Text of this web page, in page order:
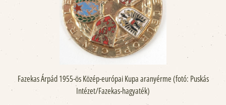
Fazekas Árpád 1955-ös Közép-európai Kupa aranyérme (fotó: Puskás
Intézet/Fazekas-hagyaték)